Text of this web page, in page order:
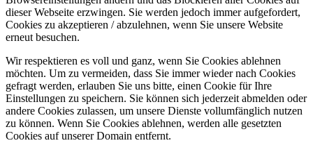
dieser Webseite erzwingen. Sie werden jedoch immer aufgefordert,
Cookies zu akzeptieren / abzulehnen, wenn Sie unsere Website
erneut besuchen.
Wir respektieren es voll und ganz, wenn Sie Cookies ablehnen
möchten. Um zu vermeiden, dass Sie immer wieder nach Cookies
gefragt werden, erlauben Sie uns bitte, einen Cookie für Ihre
Einstellungen zu speichern. Sie können sich jederzeit abmelden oder
andere Cookies zulassen, um unsere Dienste vollumfänglich nutzen
zu können. Wenn Sie Cookies ablehnen, werden alle gesetzten
Cookies auf unserer Domain entfernt.